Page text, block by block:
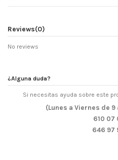
Reviews(0)
No reviews
¿Alguna duda?
Si necesitas ayuda sobre este
(Lunes a Viernes de 9
610 07
646 97